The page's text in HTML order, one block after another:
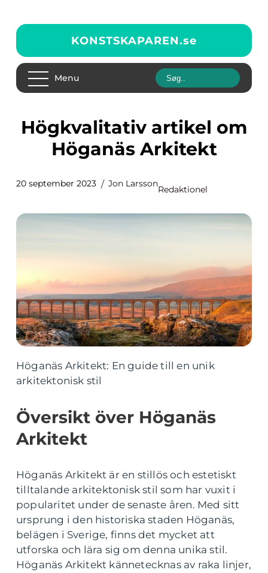
KONSTSKAPAREN.se
Menu
Högkvalitativ artikel om
Höganäs Arkitekt
20 september 2023 Jon Larsson
Redaktionel
Höganäs Arkitekt: En guide till en unik
arkitektonisk stil
Översikt över Höganäs
Arkitekt
Höganäs Arkitekt är en stillös och estetiskt
tilltalande arkitektonisk stil som har vuxit i
popularitet under de senaste åren. Med sitt
ursprung i den historiska staden Höganäs,
belägen i Sverige, finns det mycket att
utforska och lära sig om denna unika stil.
Höganäs Arkitekt kännetecknas av raka linjer,